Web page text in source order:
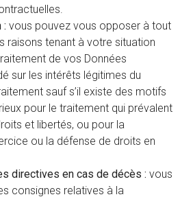
: vous pouvez vous opposer à tout
raisons tenant à votre situation
de vos Données
sur les intérêts légitimes du
sauf s’il existe des motifs
pour le traitement qui prévalent
et libertés, ou pour la
ou la défense de droits en
directives en cas de décès : vous
consignes relatives à la